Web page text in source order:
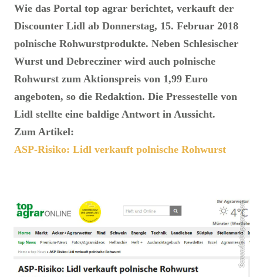
Wie das Portal top agrar berichtet, verkauft der
Discounter Lidl ab Donnerstag, 15. Februar 2018
polnische Rohwurstprodukte. Neben Schlesischer
Wurst und Debrecziner wird auch polnische
Rohwurst zum Aktionspreis von 1,99 Euro
angeboten, so die Redaktion. Die Pressestelle von
Lidl stellte eine baldige Antwort in Aussicht.
Zum Artikel:
ASP-Risiko: Lidl verkauft polnische Rohwurst
Screenshot/topagrar.com